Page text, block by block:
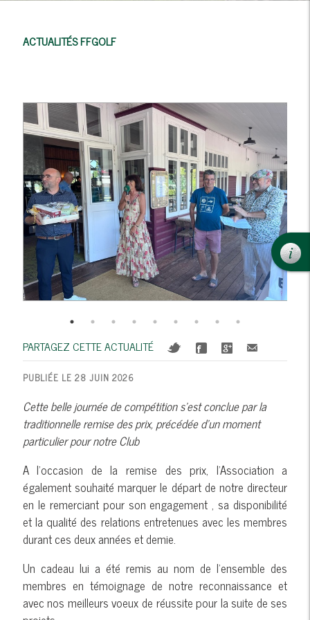
ACTUALITÉS FFGOLF
PARTAGEZ CETTE ACTUALITÉ
PUBLIÉE LE 28 JUIN 2026
Cette belle journée de compétition s'est conclue par la
traditionnelle remise des prix, précédée d'un moment
particulier pour notre Club
A l'occasion de la remise des prix, l'Association a
également souhaité marquer le départ de notre directeur
en le remerciant pour son engagement , sa disponibilité
et la qualité des relations entretenues avec les membres
durant ces deux années et demie.
Un cadeau lui a été remis au nom de l'ensemble des
membres en témoignage de notre reconnaissance et
avec nos meilleurs voeux de réussite pour la suite de ses